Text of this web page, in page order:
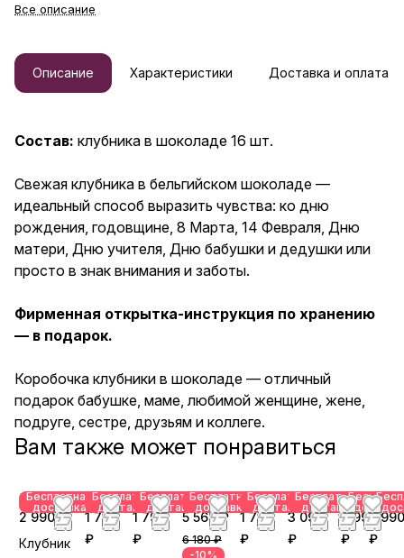
годовщине, 8 Марта, 14
учителя, Дню бабушки и
дедушки или просто в знак
внимания и заботы. Фирменная
шоколаде — отличный подарок
женщине, жене, подруге,
сестре, друзьям и коллеге.
Все описание
Описание Характеристики Доставка и оплата
Состав: клубника в шоколаде 16 шт.
Свежая клубника в бельгийском шоколаде —
идеальный способ выразить чувства: ко дню
рождения, годовщине, 8 Марта, 14 Февраля, Дню
матери, Дню учителя, Дню бабушки и дедушки или
просто в знак внимания и заботы.
Фирменная открытка-инструкция по хранению
— в подарок.
Коробочка клубники в шоколаде — отличный
подарок бабушке, маме, любимой женщине, жене,
подруге, сестре, друзьям и коллеге.
Вам также может понравиться
Бесплатная
доставка
2 990 ₽
Клубник
Бесплатная
доставка
1 790
₽
Бесплатная
доставка
1 790
₽
Бесплатная
доставка
5 562 ₽
6 180 ₽
-10%
Бесплатная
доставка
1 790
₽
Бесплатная
доставка
3 090
₽
2 990
₽
2 990
₽